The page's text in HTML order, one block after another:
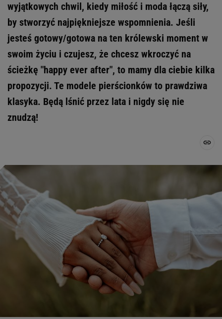
wyjątkowych chwil, kiedy miłość i moda łączą siły,
by stworzyć najpiękniejsze wspomnienia. Jeśli
jesteś gotowy/gotowa na ten królewski moment w
swoim życiu i czujesz, że chcesz wkroczyć na
ścieżkę "happy ever after", to mamy dla ciebie kilka
propozycji. Te modele pierścionków to prawdziwa
klasyka. Będą lśnić przez lata i nigdy się nie
znudzą!